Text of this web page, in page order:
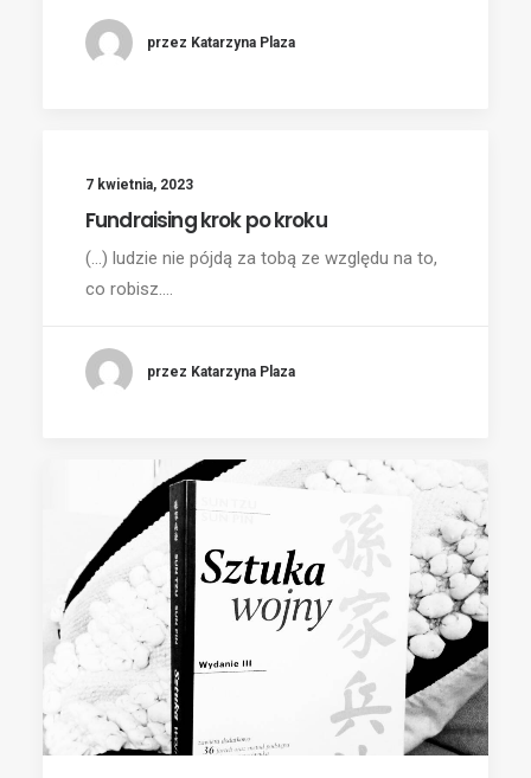
przez Katarzyna Plaza
7 kwietnia, 2023
Fundraising krok po kroku
(...) ludzie nie pójdą za tobą ze względu na to,
co robisz.…
przez Katarzyna Plaza